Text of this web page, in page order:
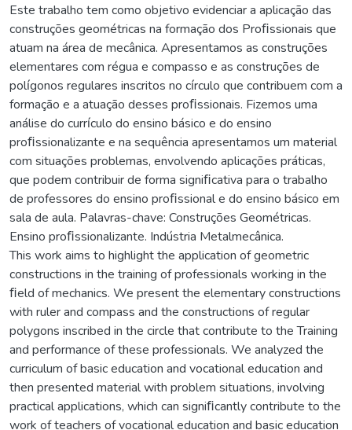
Este trabalho tem como objetivo evidenciar a aplicação das
construções geométricas na formação dos Proﬁssionais que
atuam na área de mecânica. Apresentamos as construções
elementares com régua e compasso e as construções de
polı́gonos regulares inscritos no cı́rculo que contribuem com a
formação e a atuação desses proﬁssionais. Fizemos uma
análise do currı́culo do ensino básico e do ensino
proﬁssionalizante e na sequência apresentamos um material
com situações problemas, envolvendo aplicações práticas,
que podem contribuir de forma signiﬁcativa para o trabalho
de professores do ensino proﬁssional e do ensino básico em
sala de aula. Palavras-chave: Construções Geométricas.
Ensino proﬁssionalizante. Indústria Metalmecânica.
This work aims to highlight the application of geometric
constructions in the training of professionals working in the
ﬁeld of mechanics. We present the elementary constructions
with ruler and compass and the constructions of regular
polygons inscribed in the circle that contribute to the Training
and performance of these professionals. We analyzed the
curriculum of basic education and vocational education and
then presented material with problem situations, involving
practical applications, which can signiﬁcantly contribute to the
work of teachers of vocational education and basic education